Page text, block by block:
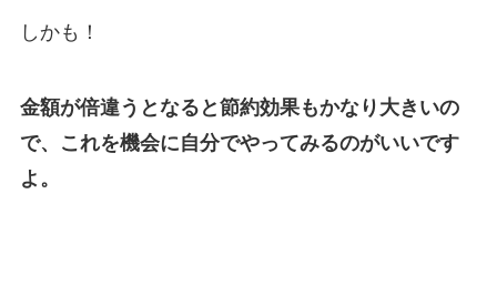
しかも！
金額が倍違うとなると節約効果もかなり大きいの
で、これを機会に自分でやってみるのがいいです
よ。